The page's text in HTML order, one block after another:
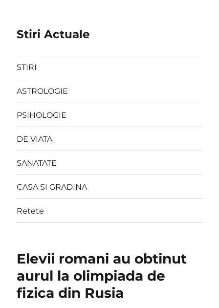
Stiri Actuale
STIRI
ASTROLOGIE
PSIHOLOGIE
DE VIATA
SANATATE
CASA SI GRADINA
Retete
Elevii romani au obtinut
aurul la olimpiada de
fizica din Rusia